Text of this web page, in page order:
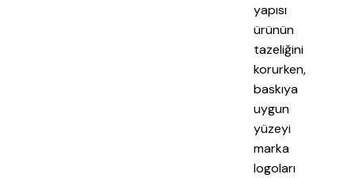
yapısı
ürünün
tazeliğini
korurken,
baskıya
uygun
yüzeyi
marka
logoları